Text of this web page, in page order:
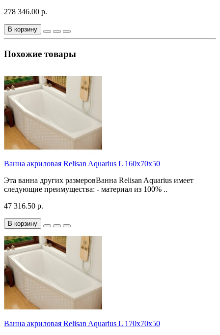
278 346.00 р.
В корзину
Похожие товары
Ванна акриловая Relisan Aquarius L 160х70х50
Эта ванна других размеровВанна Relisan Aquarius имеет
следующие преимущества: - материал из 100% ..
47 316.50 р.
В корзину
Ванна акриловая Relisan Aquarius L 170х70х50